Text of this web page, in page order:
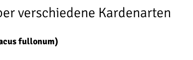
verschiedene Kardenarten
fullonum)